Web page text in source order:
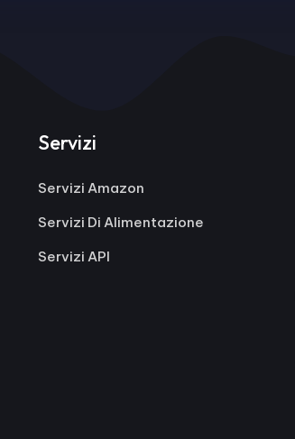
Servizi
Servizi Amazon
Servizi Di Alimentazione
Servizi API